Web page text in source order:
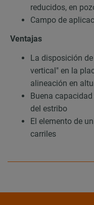
reducidos, en
Campo de
Ventajas
La disposición
vertical" en la
alineación en
Buena
del estribo
El elemento de
carriles